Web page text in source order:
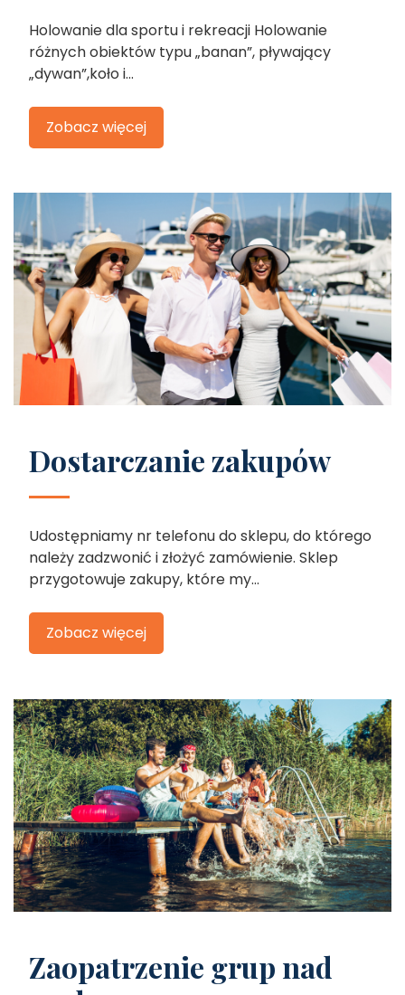
Holowanie dla sportu i rekreacji Holowanie
różnych obiektów typu „banan”, pływający
„dywan”,koło i...
Zobacz więcej
Dostarczanie zakupów
Udostępniamy nr telefonu do sklepu, do którego
należy zadzwonić i złożyć zamówienie. Sklep
przygotowuje zakupy, które my...
Zobacz więcej
Zaopatrzenie grup nad